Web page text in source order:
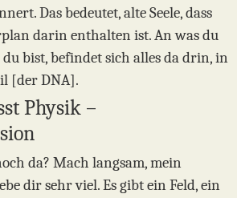
Das bedeutet, alte Seele, dass
darin enthalten ist. An was du
bist, befindet sich alles da drin, in
[der DNA].
Physik –
da? Mach langsam, mein
dir sehr viel. Es gibt ein Feld, ein